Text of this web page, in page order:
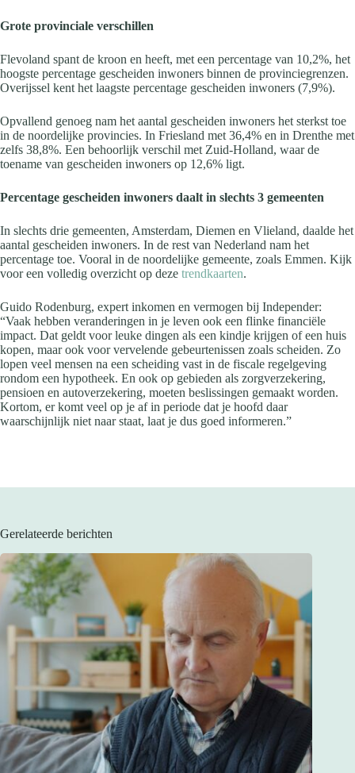
Grote provinciale verschillen
Flevoland spant de kroon en heeft, met een percentage van 10,2%, het
hoogste percentage gescheiden inwoners binnen de provinciegrenzen.
Overijssel kent het laagste percentage gescheiden inwoners (7,9%).
Opvallend genoeg nam het aantal gescheiden inwoners het sterkst toe
in de noordelijke provincies. In Friesland met 36,4% en in Drenthe met
zelfs 38,8%. Een behoorlijk verschil met Zuid-Holland, waar de
toename van gescheiden inwoners op 12,6% ligt.
Percentage gescheiden inwoners daalt in slechts 3 gemeenten
In slechts drie gemeenten, Amsterdam, Diemen en Vlieland, daalde het
aantal gescheiden inwoners. In de rest van Nederland nam het
percentage toe. Vooral in de noordelijke gemeente, zoals Emmen. Kijk
voor een volledig overzicht op deze trendkaarten.
Guido Rodenburg, expert inkomen en vermogen bij Independer:
“Vaak hebben veranderingen in je leven ook een flinke financiële
impact. Dat geldt voor leuke dingen als een kindje krijgen of een huis
kopen, maar ook voor vervelende gebeurtenissen zoals scheiden. Zo
lopen veel mensen na een scheiding vast in de fiscale regelgeving
rondom een hypotheek. En ook op gebieden als zorgverzekering,
pensioen en autoverzekering, moeten beslissingen gemaakt worden.
Kortom, er komt veel op je af in periode dat je hoofd daar
waarschijnlijk niet naar staat, laat je dus goed informeren.”
Gerelateerde berichten